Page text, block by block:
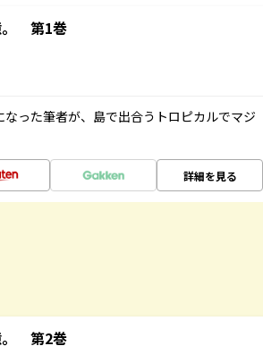
。 第1巻
った筆者が、島で出合うトロピカルでマジ
詳細を見る
。 第2巻